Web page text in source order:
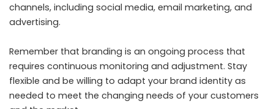
channels, including social media, email marketing, and
advertising.
Remember that branding is an ongoing process that
requires continuous monitoring and adjustment. Stay
flexible and be willing to adapt your brand identity as
needed to meet the changing needs of your customers